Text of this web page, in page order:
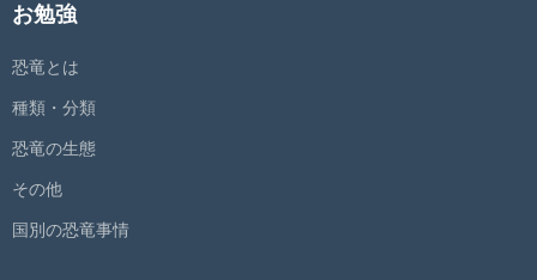
お勉強
恐竜とは
種類・分類
恐竜の生態
その他
国別の恐竜事情